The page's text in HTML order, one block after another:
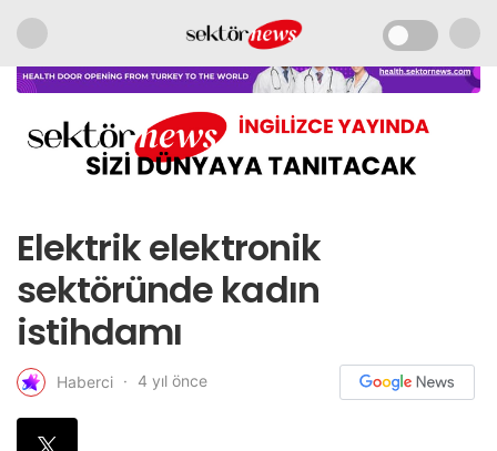
Elektrik elektronik
sektöründe kadın
istihdamı
Haberci 4 yıl önce